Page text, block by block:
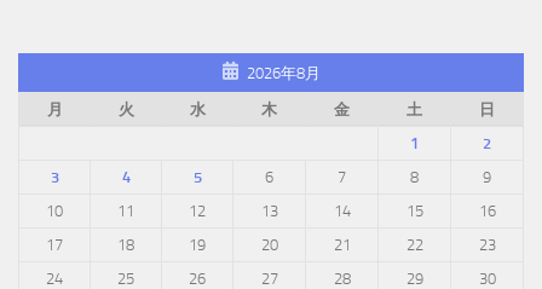
2026年8月
月
火 水 木 金 土
日
1
2
3
4 5 6 7 8
9
10
11 12 13 14 15
16
17
18 19 20 21 22
23
24
25 26 27 28 29
30